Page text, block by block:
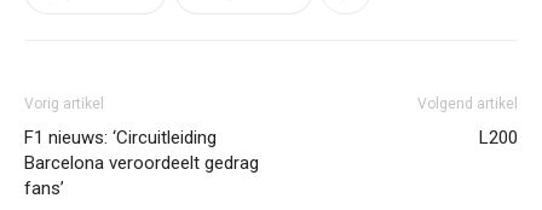
Vorig artikel
F1 nieuws: ‘Circuitleiding
Barcelona veroordeelt gedrag
fans’
Volgend artikel
L200